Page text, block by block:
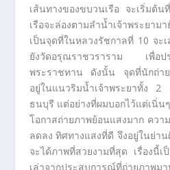
เส้นทางของขบวนเรือ จะเริ่มต้
เรือจะล่องตามลำน้ำเจ้าพระยาม
เป็นจุดที่ในหลวงรัชกาลที่ 10 จะ
ยังวัดอรุณราชวราราม เพื่อปร
พระราชทาน ดังนั้น จุดที่นักถ่าย
อยู่ในแนวริมน้ำเจ้าพระยาทั้ง 2
ธนบุรี แต่อย่างที่ผมบอกไว้แต่เนิ่น
โอกาสถ่ายภาพย้อนแสงมาก ควา
ลดลง ทิศทางแสงที่ดี จึงอยู่ในย่า
จะได้ภาพที่สวยงามที่สุด เรื่องนี้
เล่าจากประสบการณ์ที่ถ่ายภาพม